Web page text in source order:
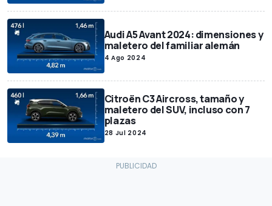
Audi A5 Avant 2024: dimensiones y
maletero del familiar alemán
4 Ago 2024
Citroën C3 Aircross, tamaño y
maletero del SUV, incluso con 7
plazas
28 Jul 2024